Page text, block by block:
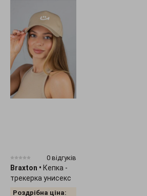
урахуванням особливостей жіночої
варіант на кожен день.
Сліми (slim fit). Джинси
наголошують на перевагах фігури.
поєднуються з діловими блузами,
та сорочками, але так само добре
регланами та світшотами.
Скінні. У перекладі з англійської
характеризує модель. Щільно
Джоггери, вони ж "бананки».
поєднуються з неформальним
вилазок на природу або
0 відгуків
Braxton • Кепка -
трекерка унисекс
"Smile" 1536
Роздрібна ціна: